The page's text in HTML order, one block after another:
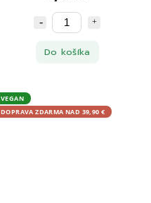
Do košíka
VEGAN
DOPRAVA ZDARMA NAD 39,90 €